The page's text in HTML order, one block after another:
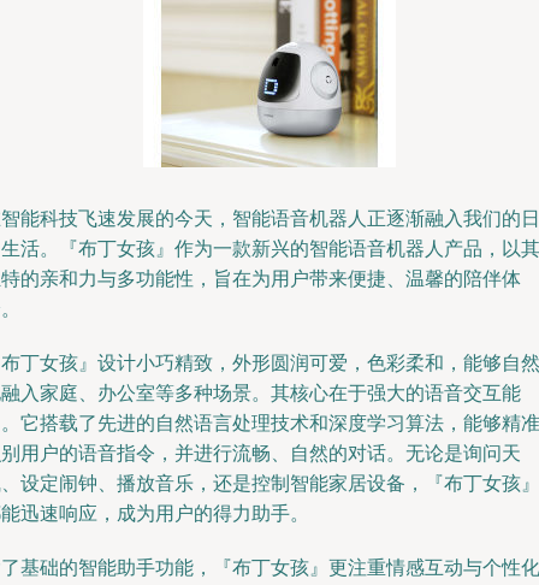
能科技飞速发展的今天，智能语音机器人正逐渐融入我们的日
活。『布丁女孩』作为一款新兴的智能语音机器人产品，以其
的亲和力与多功能性，旨在为用户带来便捷、温馨的陪伴体
丁女孩』设计小巧精致，外形圆润可爱，色彩柔和，能够自然
入家庭、办公室等多种场景。其核心在于强大的语音交互能
它搭载了先进的自然语言处理技术和深度学习算法，能够精准
用户的语音指令，并进行流畅、自然的对话。无论是询问天
设定闹钟、播放音乐，还是控制智能家居设备，『布丁女孩』
迅速响应，成为用户的得力助手。
基础的智能助手功能，『布丁女孩』更注重情感互动与个性化